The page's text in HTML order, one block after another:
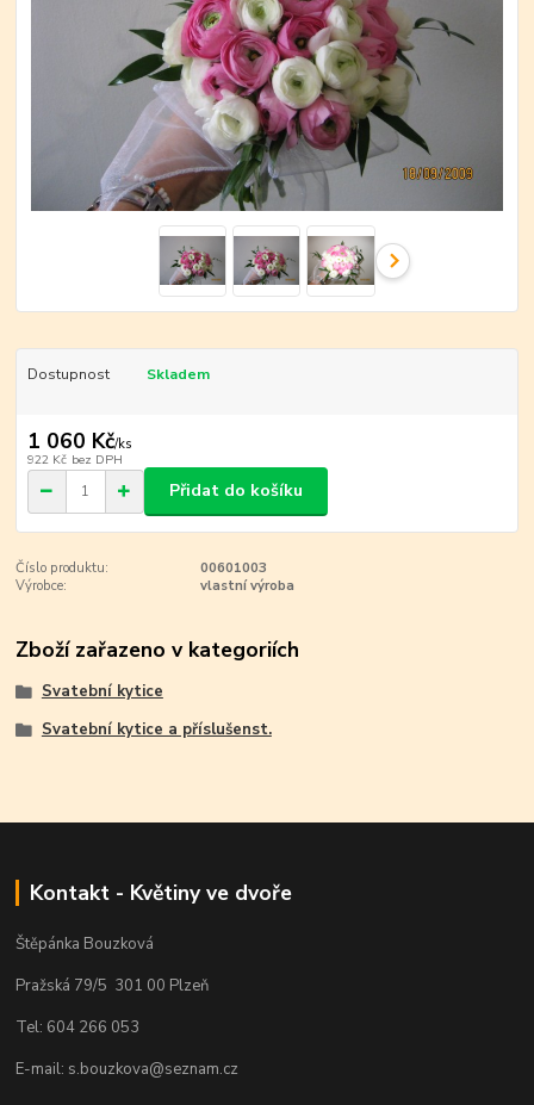
Dostupnost Skladem
1 060 Kč/ks
922 Kč bez DPH
Přidat do košíku
Číslo produktu:
00601003
Výrobce:
vlastní výroba
Zboží zařazeno v kategoriích
Svatební kytice
Svatební kytice a příslušenst.
Kontakt - Květiny ve dvoře
Štěpánka Bouzková
Pražská 79/5 301 00 Plzeň
Tel: 604 266 053
E-mail: s.bouzkova@seznam.cz